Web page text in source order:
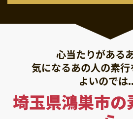
心当たりがある
気になるあの人の素
よいのでは
埼玉県鴻巣市の